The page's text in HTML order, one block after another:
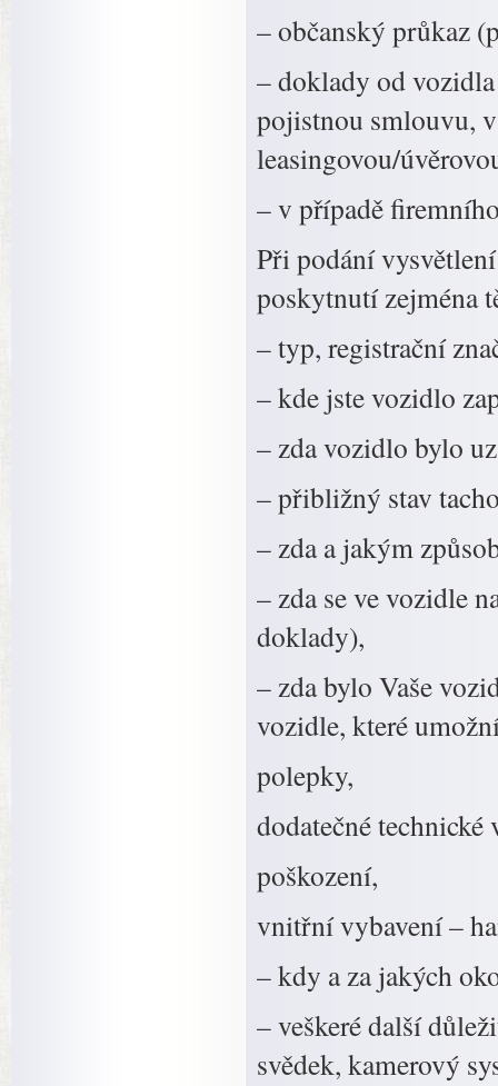
– občanský průkaz
– doklady od
pojistnou smlouvu,
leasingovou/
– v případě
Při podání
poskytnutí zejména
– typ, registrační
– kde jste vozidlo
– zda vozidlo bylo
– přibližný stav
– zda a jakým
– zda se ve vozidle
doklady),
– zda bylo Vaše
vozidle, které
polepky,
dodatečné technické
poškození,
vnitřní vybavení –
– kdy a za jakých
– veškeré další
svědek, kamerový